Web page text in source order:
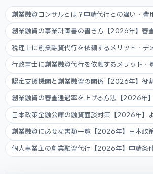
創業融資コンサルとは？申請代行との違い・費
創業融資の事業計画書の書き方【2026年】審査
税理士に創業融資代行を依頼するメリット・デ
行政書士に創業融資代行を依頼するメリット・
認定支援機関と創業融資の関係【2026年】役割
創業融資の審査通過率を上げる方法【2026年】
日本政策金融公庫の融資面談対策【2026年】よ
創業融資に必要な書類一覧【2026年】日本政策
個人事業主の創業融資代行【2026年】申請条件